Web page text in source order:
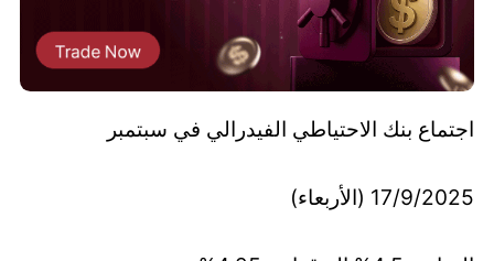
اجتماع بنك الاحتياطي الفيدرالي في سبتمبر
17/9/2025 (الأربعاء)